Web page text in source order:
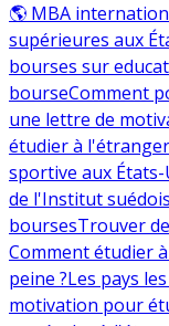
🌎 MBA
supérieures aux
bourses sur
bourseComment
une lettre de
étudier à
sportive aux États-
de l'Institut suédois
boursesTrouver
Comment étudier
peine ?Les pays
motivation pour